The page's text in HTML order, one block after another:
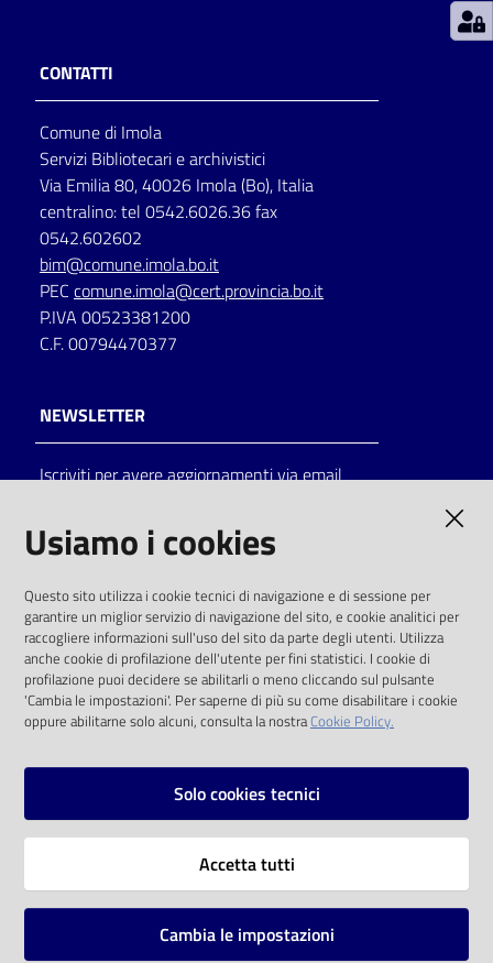
Seguici
su
on line
Eventi
Chiedi al
bibliotecario
Avvisi
CONTATTI
Comune di Imola
Servizi Bibliotecari e archivistici
Via Emilia 80, 40026 Imola (Bo), Italia
centralino: tel 0542.6026.36 fax
0542.602602
bim@comune.imola.bo.it
PEC comune.imola@cert.provincia.bo.it
P.IVA 00523381200
C.F. 00794470377
NEWSLETTER
Iscriviti per avere aggiornamenti via email
solo alle condizioni previste dalla direttiva
comunitaria 2003/98/CE e dal d.lgs. 36/2006
SOCIAL
Instagram
Vai alla pagina
Usiamo i cookies
Questo sito utilizza i cookie tecnici di navigazione e di sessione per
garantire un miglior servizio di navigazione del sito, e cookie analitici per
raccogliere informazioni sull'uso del sito da parte degli utenti. Utilizza
anche cookie di profilazione dell'utente per fini statistici. I cookie di
profilazione puoi decidere se abilitarli o meno cliccando sul pulsante
'Cambia le impostazioni'. Per saperne di più su come disabilitare i cookie
oppure abilitarne solo alcuni, consulta la nostraCookie Policy.
Solo cookies tecnici
Accetta tutti
Cambia le impostazioni